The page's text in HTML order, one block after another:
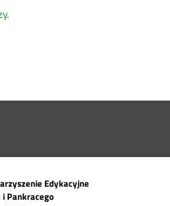
Edykacyjne
i Pankracego